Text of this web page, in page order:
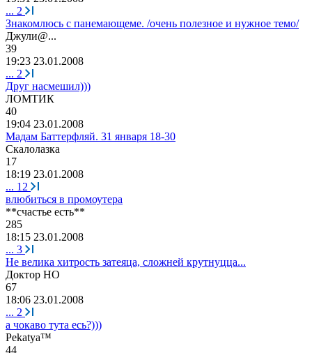
... 2
Знакомлюсь с панемающеме. /очень полезное и нужное темо/
Джули@...
39
19:23 23.01.2008
... 2
Друг насмешил)))
ЛОМТИК
40
19:04 23.01.2008
Мадам Баттерфляй. 31 января 18-30
Скалолазка
17
18:19 23.01.2008
... 12
влюбиться в промоутера
**счастье есть**
285
18:15 23.01.2008
... 3
Не велика хитрость затеяца, сложней крутнуцца...
Доктор НО
67
18:06 23.01.2008
... 2
а чокаво тута есь?)))
Pekatya™
44